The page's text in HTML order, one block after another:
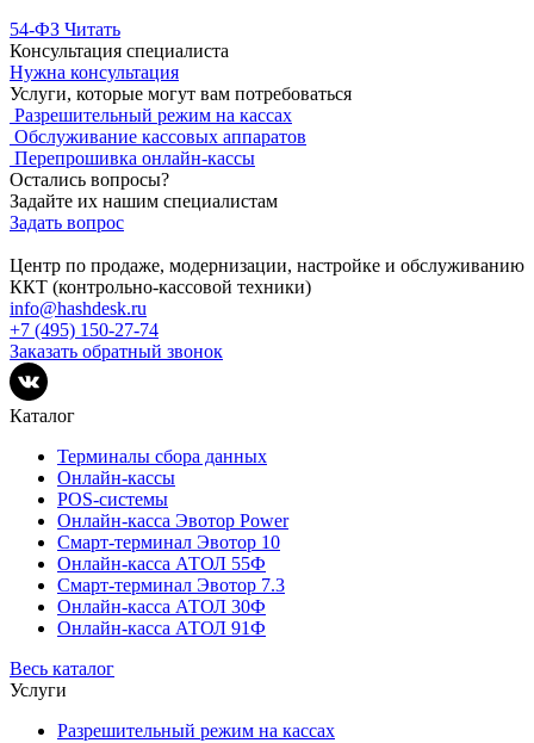
54-ФЗ Читать
Консультация специалиста
Нужна консультация
Услуги, которые могут вам потребоваться
Разрешительный режим на кассах
Обслуживание кассовых аппаратов
Перепрошивка онлайн-кассы
Остались вопросы?
Задайте их нашим специалистам
Задать вопрос
Центр по продаже, модернизации, настройке и обслуживанию
ККТ (контрольно-кассовой техники)
info@hashdesk.ru
+7 (495) 150-27-74
Заказать обратный звонок
Каталог
Терминалы сбора данных
Онлайн-кассы
POS-системы
Онлайн-касса Эвотор Power
Смарт-терминал Эвотор 10
Онлайн-касса АТОЛ 55Ф
Смарт-терминал Эвотор 7.3
Онлайн-касса АТОЛ 30Ф
Онлайн-касса АТОЛ 91Ф
Весь каталог
Услуги
Разрешительный режим на кассах